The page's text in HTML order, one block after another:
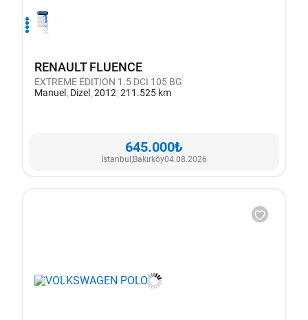
1
2
3
4
RENAULT FLUENCE
EXTREME EDITION 1.5 DCI 105 BG
Manuel Dizel2012211.525 km
645.000₺
İstanbul,Bakırköy04.08.2026